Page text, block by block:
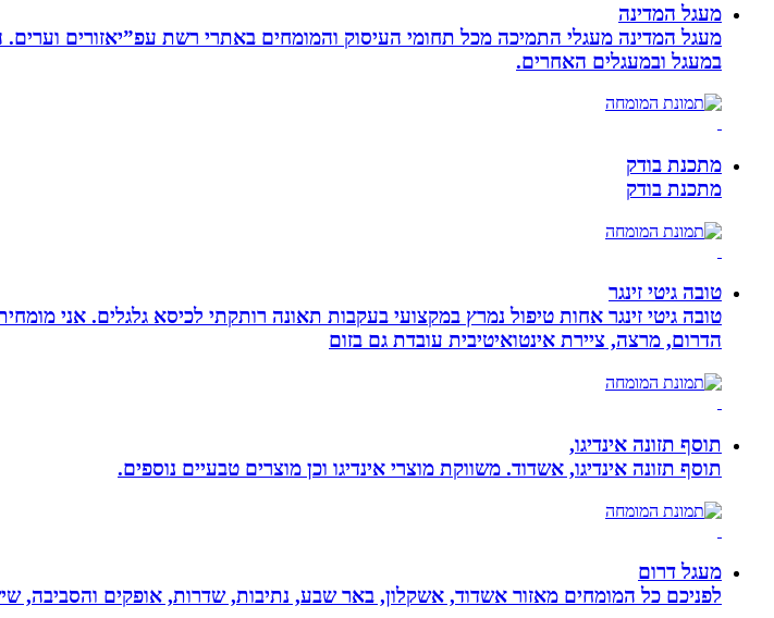
מעגל המדינה
מעגל המדינה מעגלי התמיכה מכל תחומי העיסוק והמומחים באתרי רשת עפ”יאזורים
במעגל ובמעגלים האחרים.
מתכנת בודק
מתכנת בודק
טובה גיטי זינגר
הדרום, מרצה, ציירת אינטואיטיבית עובדת גם בזום
תוסף תזונה אינדיגו,
תוסף תזונה אינדיגו, אשדוד. משווקת מוצרי אינדיגו וכן מוצרים טבעיים נוספים.
מעגל דרום
לפניכם כל המומחים מאזור אשדוד, אשקלון, באר שבע, נתיבות, שדרות, אופקים והסביבה,